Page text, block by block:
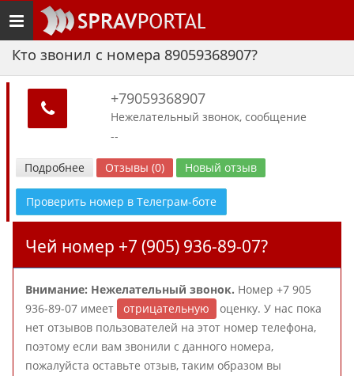
Toggle
navigation
Кто звонил с номера 89059368907?
+79059368907
Нежелательный звонок, сообщение
--
Подробнее Отзывы (0) Новый отзыв
Проверить номер в Телеграм-боте
Чей номер +7 (905) 936-89-07?
Внимание: Нежелательный звонок. Номер +7 905
936-89-07 имеет
отрицательную
оценку. У нас пока
нет отзывов пользователей на этот номер телефона,
поэтому если вам звонили с данного номера,
пожалуйста оставьте отзыв, таким образом вы